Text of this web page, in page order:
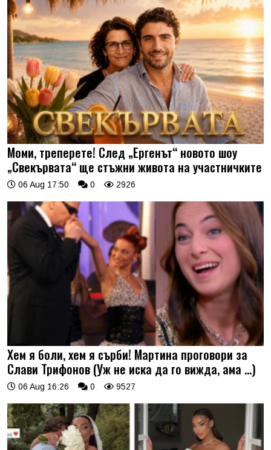
Моми, треперете! След „Ергенът“ новото шоу
„Свекървата“ ще стъжни живота на участничките
06 Aug 17:50 0 2926
Хем я боли, хем я сърби! Мартина проговори за
Слави Трифонов (Уж не иска да го вижда, ама …)
06 Aug 16:26 0 9527